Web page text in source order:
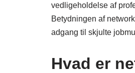
vedligeholdelse af
Betydningen af
adgang til skjulte
Hvad er